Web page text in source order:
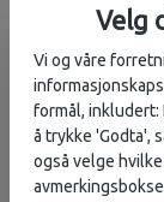
Glidelås i
Åpen
Frontlomme
Materiale: G-
polyester, 35 %
Velg
Vi og våre
formål, inkludert:
å trykke 'Godta',
også velge